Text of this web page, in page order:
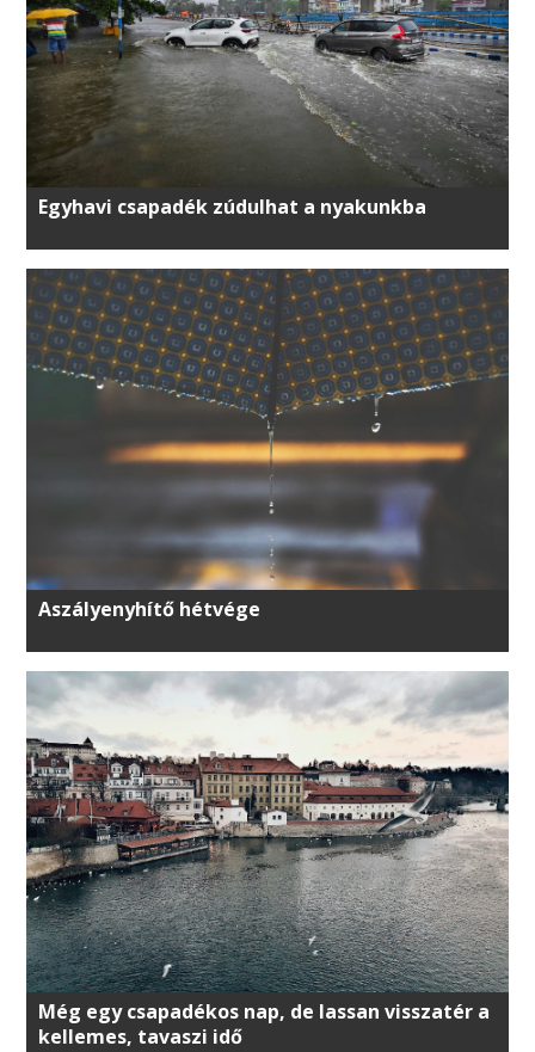
Egyhavi csapadék zúdulhat a nyakunkba
Aszályenyhítő hétvége
Még egy csapadékos nap, de lassan visszatér a
kellemes, tavaszi idő